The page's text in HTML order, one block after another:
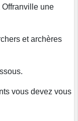
une
et archères
vous devez vous